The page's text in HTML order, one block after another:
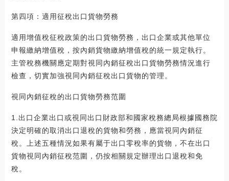
第四項：適用征稅出口貨物勞務
適用增值稅征稅政策的出口貨物勞務，出口企業或其他單位
申報繳納增值稅，按內銷貨物繳納增值稅的統一規定執行。
主管稅務機關應定期對視同內銷征稅出口貨物勞務情況進行
檢查，切實加強視同內銷征稅出口貨物的管理。
視同內銷征稅的出口貨物勞務范圍
1.出口企業出口或視同出口財政部和國家稅務總局根據國務院
決定明確的取消出口退稅的貨物和勞務，應當視同內銷征
稅。上述五種情況如果有屬于出口零稅率的貨物，不在出口
貨物視同內銷征稅范圍，仍按相關規定辦理出口退稅和免
稅。